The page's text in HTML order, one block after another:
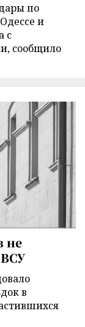
по
и
с
сообщило
не
в